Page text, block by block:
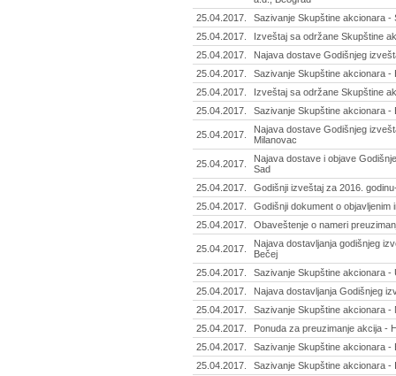
25.04.2017.
Sazivanje Skupštine akcionara -
25.04.2017.
Izveštaj sa održane Skupštine
25.04.2017.
Najava dostave Godišnjeg
25.04.2017.
Sazivanje Skupštine akcionara -
25.04.2017.
Izveštaj sa održane Skupštine
25.04.2017.
Sazivanje Skupštine akcionara -
25.04.2017.
Najava dostave Godišnjeg
Milanovac
25.04.2017.
Najava dostave i objave
Sad
25.04.2017.
Godišnji izveštaj za 2016.
25.04.2017.
Godišnji dokument o
25.04.2017.
Obaveštenje o nameri
25.04.2017.
Najava dostavljanja godišnjeg
Bečej
25.04.2017.
Sazivanje Skupštine akcionara -
25.04.2017.
Najava dostavljanja Godišnjeg
25.04.2017.
Sazivanje Skupštine akcionara -
25.04.2017.
Ponuda za preuzimanje akcija -
25.04.2017.
Sazivanje Skupštine akcionara -
25.04.2017.
Sazivanje Skupštine akcionara -